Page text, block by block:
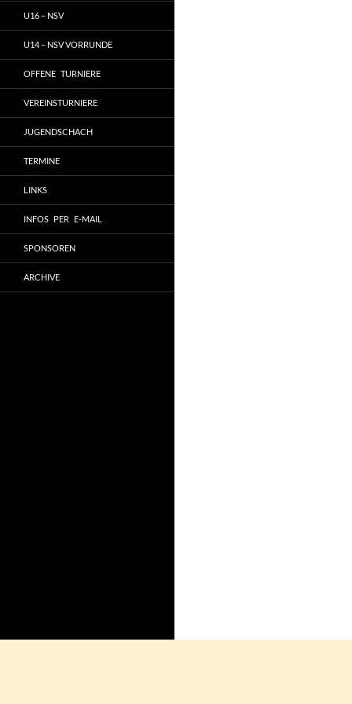
U16 – NSV
U14 – NSV VORRUNDE
OFFENE TURNIERE
VEREINSTURNIERE
JUGENDSCHACH
TERMINE
LINKS
INFOS PER E-MAIL
SPONSOREN
ARCHIVE